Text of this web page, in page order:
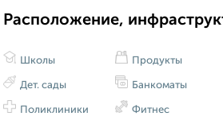
Расположение,
Школы
Дет. сады
Поликлиники
Продукты
Банкоматы
Фитнес